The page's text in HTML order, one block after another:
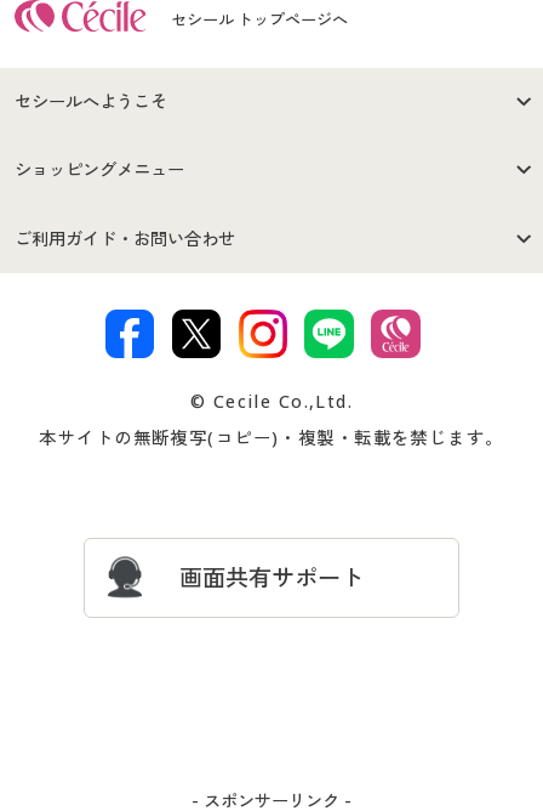
セシール トップページへ
セシールへようこそ
はじめての方へ
セシールご利用規約
著作権・商標について 会社案内
ショッピングメニュー
商品カテゴリ
プレゼント＆キャンペーン サイトマップ
ご利用ガイド・お問い合わせ
交換・返品は お支払は
ついて
忘れの場合
© Cecile Co.,Ltd.
本サイトの無断複写(コピー)・複製・転載を禁じます。
画面共有サポート
- スポンサーリンク -